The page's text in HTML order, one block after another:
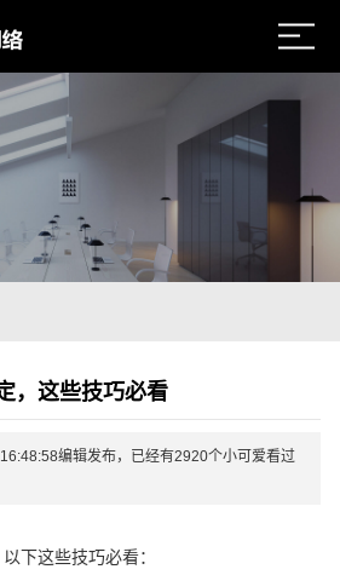
，这些技巧必看
编辑发布，已经有2920个小可爱看过
下这些技巧必看：